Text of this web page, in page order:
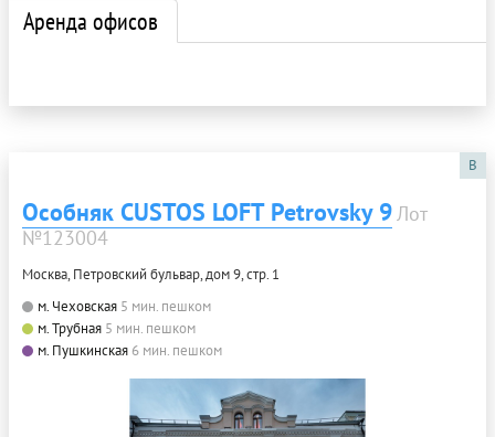
Аренда офисов
B
Особняк CUSTOS LOFT Petrovsky 9 Лот
№123004
Москва, Петровский бульвар, дом 9, стр. 1
м. Чеховская 5 мин. пешком
м. Трубная 5 мин. пешком
м. Пушкинская 6 мин. пешком